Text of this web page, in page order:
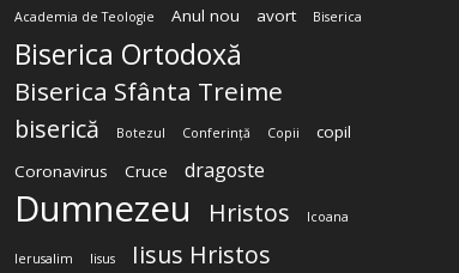
Academia de Teologie Anul nou avort Biserica
Biserica Ortodoxă
Biserica Sfânta Treime
biserică Botezul Conferință Copii
copil
Coronavirus
Cruce dragoste
Dumnezeu Hristos Icoana
Ierusalim Iisus Iisus Hristos